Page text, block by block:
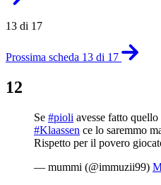
13 di 17
Prossima scheda 13 di 17
12
Se #pioli avesse fatto quello
#Klaassen ce lo saremmo
Rispetto per il povero
— mummi (@immuzii99)